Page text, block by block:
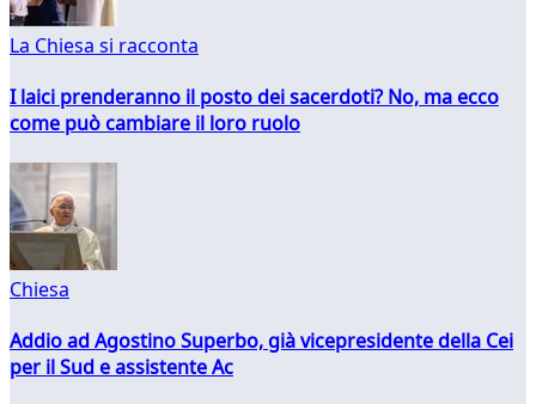
La Chiesa si racconta
I laici prenderanno il posto dei sacerdoti? No, ma ecco
come può cambiare il loro ruolo
Chiesa
Addio ad Agostino Superbo, già vicepresidente della Cei
per il Sud e assistente Ac